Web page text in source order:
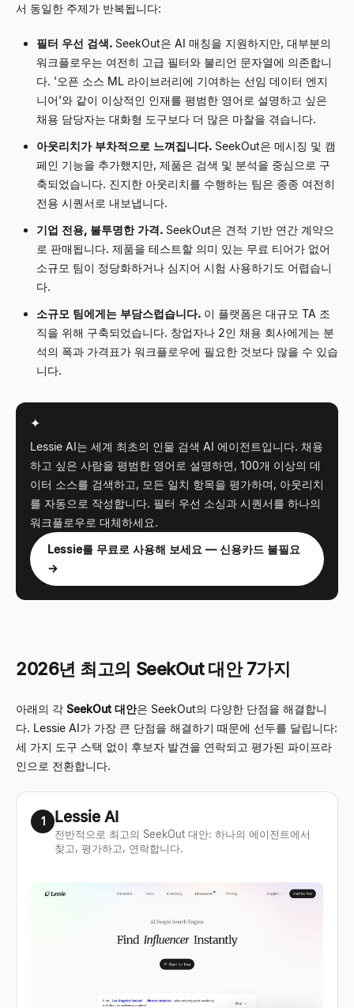
서 동일한 주제가 반복됩니다:
필터 우선 검색. SeekOut은 AI 매칭을 지원하지만, 대부분의
워크플로우는 여전히 고급 필터와 불리언 문자열에 의존합니
다. '오픈 소스 ML 라이브러리에 기여하는 선임 데이터 엔지
니어'와 같이 이상적인 인재를 평범한 영어로 설명하고 싶은
채용 담당자는 대화형 도구보다 더 많은 마찰을 겪습니다.
아웃리치가 부차적으로 느껴집니다. SeekOut은 메시징 및 캠
페인 기능을 추가했지만, 제품은 검색 및 분석을 중심으로 구
축되었습니다. 진지한 아웃리치를 수행하는 팀은 종종 여전히
전용 시퀀서로 내보냅니다.
기업 전용, 불투명한 가격. SeekOut은 견적 기반 연간 계약으
로 판매됩니다. 제품을 테스트할 의미 있는 무료 티어가 없어
소규모 팀이 정당화하거나 심지어 시험 사용하기도 어렵습니
다.
소규모 팀에게는 부담스럽습니다. 이 플랫폼은 대규모 TA 조
직을 위해 구축되었습니다. 창업자나 2인 채용 회사에게는 분
석의 폭과 가격표가 워크플로우에 필요한 것보다 많을 수 있습
니다.
✦
Lessie AI는 세계 최초의 인물 검색 AI 에이전트입니다. 채용
하고 싶은 사람을 평범한 영어로 설명하면, 100개 이상의 데
이터 소스를 검색하고, 모든 일치 항목을 평가하며, 아웃리치
를 자동으로 작성합니다. 필터 우선 소싱과 시퀀서를 하나의
워크플로우로 대체하세요.
Lessie를 무료로 사용해 보세요 — 신용카드 불필요
→
2026년 최고의 SeekOut 대안 7가지
아래의 각 SeekOut 대안은 SeekOut의 다양한 단점을 해결합니
다. Lessie AI가 가장 큰 단점을 해결하기 때문에 선두를 달립니다:
세 가지 도구 스택 없이 후보자 발견을 연락되고 평가된 파이프라
인으로 전환합니다.
1 Lessie AI
전반적으로 최고의 SeekOut 대안: 하나의 에이전트에서
찾고, 평가하고, 연락합니다.